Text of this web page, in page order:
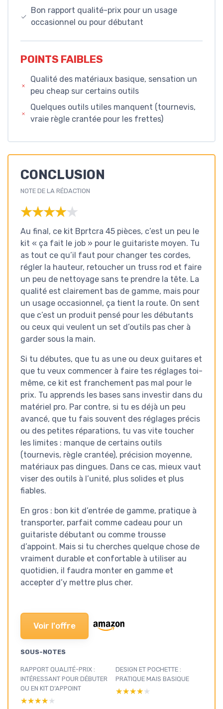
Bon rapport qualité-prix pour un usage
occasionnel ou pour débutant
POINTS FAIBLES
Qualité des matériaux basique, sensation un
peu cheap sur certains outils
Quelques outils utiles manquent (tournevis,
vraie règle crantée pour les frettes)
CONCLUSION
NOTE DE LA RÉDACTION
★★★★★
★★★★★
Au final, ce kit Bprtcra 45 pièces, c’est un peu le
kit « ça fait le job » pour le guitariste moyen. Tu
as tout ce qu’il faut pour changer tes cordes,
régler la hauteur, retoucher un truss rod et faire
un peu de nettoyage sans te prendre la tête. La
qualité est clairement bas de gamme, mais pour
un usage occasionnel, ça tient la route. On sent
que c’est un produit pensé pour les débutants
ou ceux qui veulent un set d’outils pas cher à
garder sous la main.
Si tu débutes, que tu as une ou deux guitares et
que tu veux commencer à faire tes réglages toi-
même, ce kit est franchement pas mal pour le
prix. Tu apprends les bases sans investir dans du
matériel pro. Par contre, si tu es déjà un peu
avancé, que tu fais souvent des réglages précis
ou des petites réparations, tu vas vite toucher
les limites : manque de certains outils
(tournevis, règle crantée), précision moyenne,
matériaux pas dingues. Dans ce cas, mieux vaut
viser des outils à l’unité, plus solides et plus
fiables.
En gros : bon kit d’entrée de gamme, pratique à
transporter, parfait comme cadeau pour un
guitariste débutant ou comme trousse
d’appoint. Mais si tu cherches quelque chose de
vraiment durable et confortable à utiliser au
quotidien, il faudra monter en gamme et
accepter d’y mettre plus cher.
Voir l'offre
SOUS-NOTES
RAPPORT QUALITÉ-PRIX :
INTÉRESSANT POUR DÉBUTER
OU EN KIT D’APPOINT
★★★★★
★★★★★
DESIGN ET POCHETTE :
PRATIQUE MAIS BASIQUE
★★★★★
★★★★★